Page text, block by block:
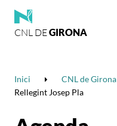
CNL DEGIRONA
Inici CNL de Girona
Rellegint Josep Pla